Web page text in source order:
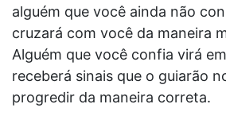
alguém que você ainda não
cruzará com você da maneira
Alguém que você confia virá
receberá sinais que o guiarão
progredir da maneira correta.